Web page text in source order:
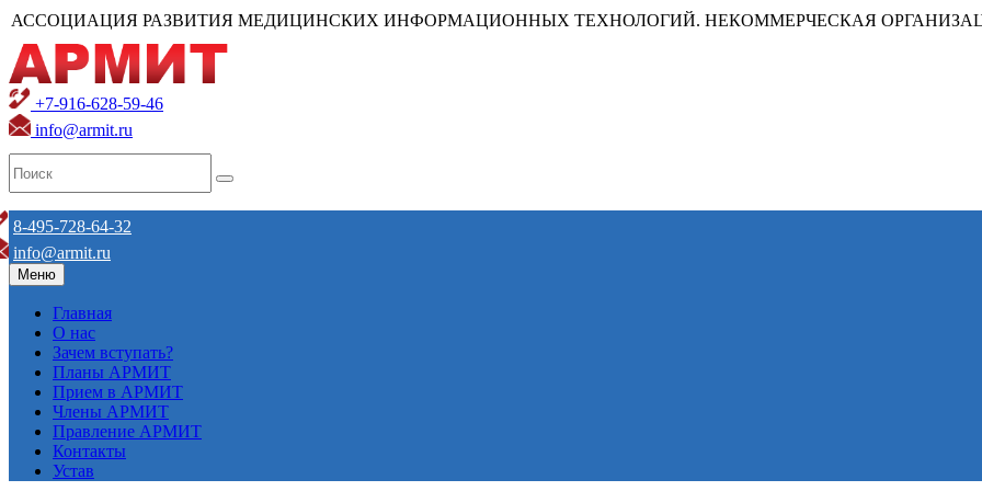
АССОЦИАЦИЯ РАЗВИТИЯ МЕДИЦИНСКИХ ИНФОРМАЦИОННЫХ ТЕХНОЛОГИЙ. НЕКОММЕРЧЕСКАЯ
+7-916-628-59-46
info@armit.ru
8-495-728-64-32
info@armit.ru
Меню
Главная
О нас
Зачем вступать?
Планы АРМИТ
Прием в АРМИТ
Члены АРМИТ
Правление АРМИТ
Контакты
Устав